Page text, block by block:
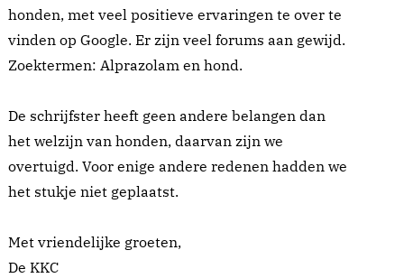
honden, met veel positieve ervaringen te over te
vinden op Google. Er zijn veel forums aan gewijd.
Zoektermen: Alprazolam en hond.
De schrijfster heeft geen andere belangen dan
het welzijn van honden, daarvan zijn we
overtuigd. Voor enige andere redenen hadden we
het stukje niet geplaatst.
Met vriendelijke groeten,
De KKC